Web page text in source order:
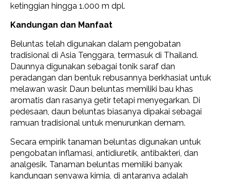
ketinggian hingga 1.000 m dpl.
Kandungan dan Manfaat
Beluntas telah digunakan dalam pengobatan
tradisional di Asia Tenggara, termasuk di Thailand.
Daunnya digunakan sebagai tonik saraf dan
peradangan dan bentuk rebusannya berkhasiat untuk
melawan wasir. Daun beluntas memiliki bau khas
aromatis dan rasanya getir tetapi menyegarkan. Di
pedesaan, daun beluntas biasanya dipakai sebagai
ramuan tradisional untuk menurunkan demam.
Secara empirik tanaman beluntas digunakan untuk
pengobatan inflamasi, antidiuretik, antibakteri, dan
analgesik. Tanaman beluntas memiliki banyak
kandungan senyawa kimia, di antaranya adalah